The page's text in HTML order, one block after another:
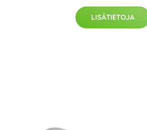
LISÄTIETOJA